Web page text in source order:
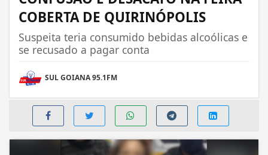
COBERTA DE QUIRINÓPOLIS
Suspeita teria consumido bebidas alcoólicas e
se recusado a pagar conta
SUL GOIANA 95.1FM